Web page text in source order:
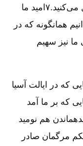
را که ما می‌کشیم، با بردباری تحمل می‌کنید.۷امید ما
همانگونه که در
نیز سهیم
که در ایالت آسیا
که بر ما آمد
هم نومید
حکم مرگمان صادر